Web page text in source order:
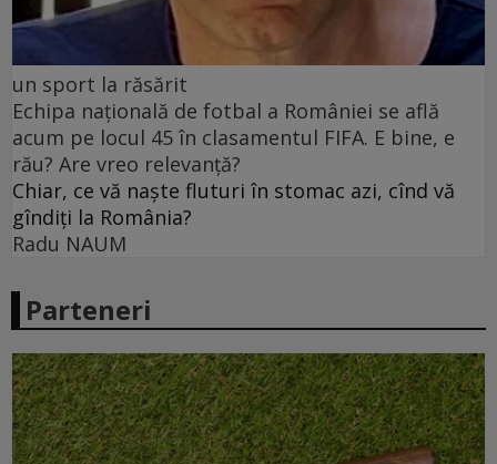
un sport la răsărit
Echipa națională de fotbal a României se află
acum pe locul 45 în clasamentul FIFA. E bine, e
rău? Are vreo relevanță?
Chiar, ce vă naște fluturi în stomac azi, cînd vă
gîndiți la România?
Radu NAUM
Parteneri